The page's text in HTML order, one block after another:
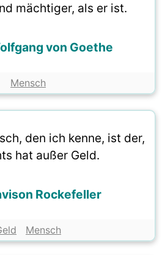
mächtiger, als er ist.
von Goethe
Mensch
den ich kenne, ist der,
hat außer Geld.
Rockefeller
Mensch